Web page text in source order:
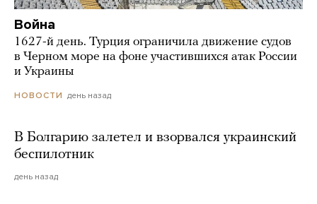
Война
1627-й день. Турция ограничила движение судов
в Черном море на фоне участившихся атак России
и Украины
НОВОСТИ день назад
В Болгарию залетел и взорвался украинский
беспилотник
день назад